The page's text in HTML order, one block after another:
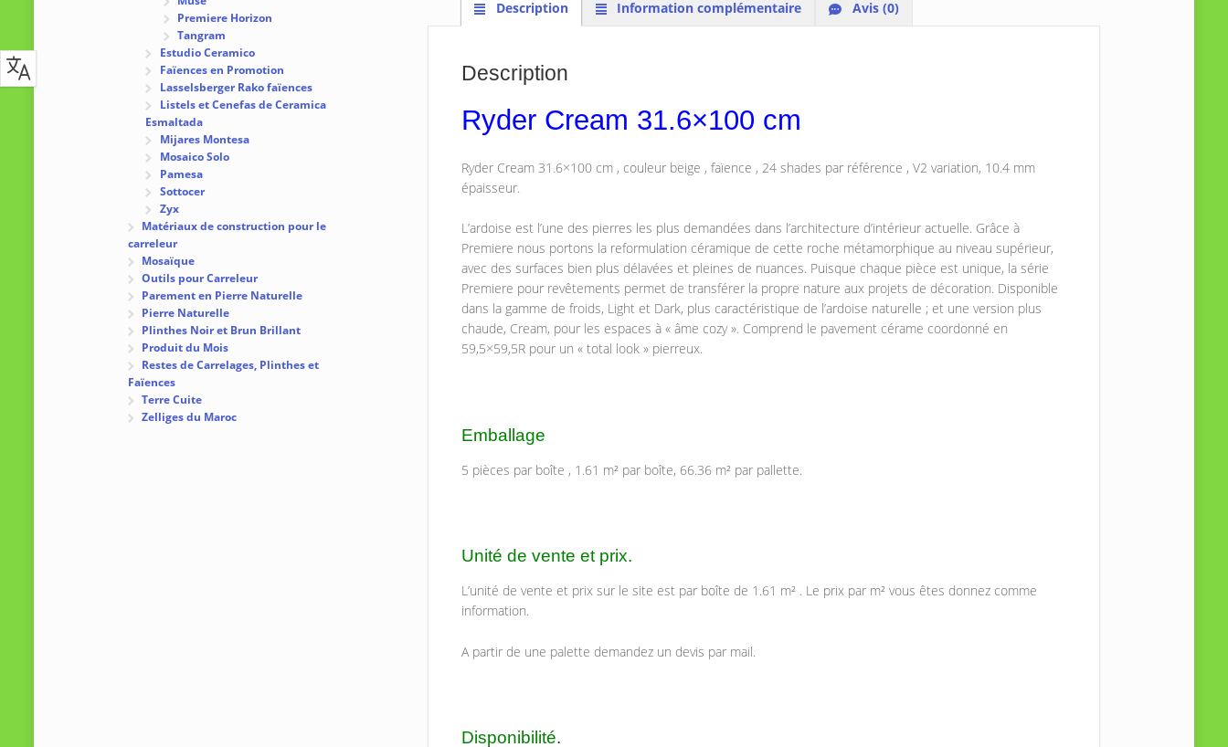
Description Information complémentaire Avis (0)
Description
Ryder Cream 31.6×100 cm
Ryder Cream 31.6×100 cm , couleur beige , faïence , 24 shades par référence , V2 variation, 10.4 mm
épaisseur.
L’ardoise est l’une des pierres les plus demandées dans l’architecture d’intérieur actuelle. Grâce à
Premiere nous portons la reformulation céramique de cette roche métamorphique au niveau supérieur,
avec des surfaces bien plus délavées et pleines de nuances. Puisque chaque pièce est unique, la série
Premiere pour revêtements permet de transférer la propre nature aux projets de décoration. Disponible
dans la gamme de froids, Light et Dark, plus caractéristique de l’ardoise naturelle ; et une version plus
chaude, Cream, pour les espaces à « âme cozy ». Comprend le pavement cérame coordonné en
59,5×59,5R pour un « total look » pierreux.
Emballage
5 pièces par boîte , 1.61 m² par boîte, 66.36 m² par pallette.
Unité de vente et prix.
L’unité de vente et prix sur le site est par boîte de 1.61 m² . Le prix par m² vous êtes donnez comme
information.
A partir de une palette demandez un devis par mail.
Disponibilité.
Premiere Horizon
Tangram
Estudio Ceramico
Faïences en Promotion
Lasselsberger Rako faïences
Listels et Cenefas de Ceramica
Esmaltada
Mijares Montesa
Mosaico Solo
Pamesa
Sottocer
Zyx
Matériaux de construction pour le
carreleur
Mosaïque
Outils pour Carreleur
Parement en Pierre Naturelle
Pierre Naturelle
Plinthes Noir et Brun Brillant
Produit du Mois
Restes de Carrelages, Plinthes et
Faïences
Terre Cuite
Zelliges du Maroc